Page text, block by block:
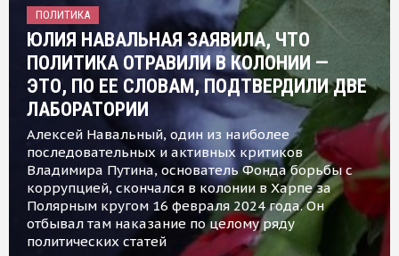
ПОЛИТИКА
ЮЛИЯ НАВАЛЬНАЯ ЗАЯВИЛА, ЧТО
ПОЛИТИКА ОТРАВИЛИ В КОЛОНИИ —
ЭТО, ПО ЕЕ СЛОВАМ, ПОДТВЕРДИЛИ ДВЕ
ЛАБОРАТОРИИ
Алексей Навальный, один из наиболее
последовательных и активных критиков
Владимира Путина, основатель Фонда борьбы с
коррупцией, скончался в колонии в Харпе за
Полярным кругом 16 февраля 2024 года. Он
отбывал там наказание по целому ряду
политических статей